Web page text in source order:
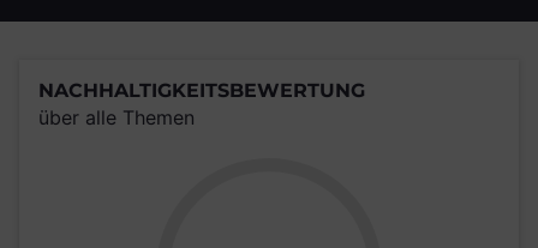
NACHHALTIGKEITSBEWERTUNG
über alle Themen